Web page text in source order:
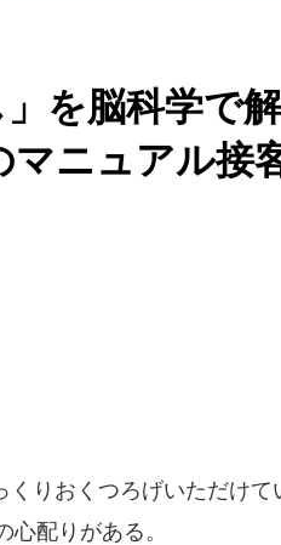
を脳科学で
ニュアル接
りおくつろげいただけて
配りがある。